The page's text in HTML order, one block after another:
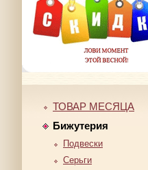
ТОВАР МЕСЯЦА
Бижутерия
Подвески
Серьги